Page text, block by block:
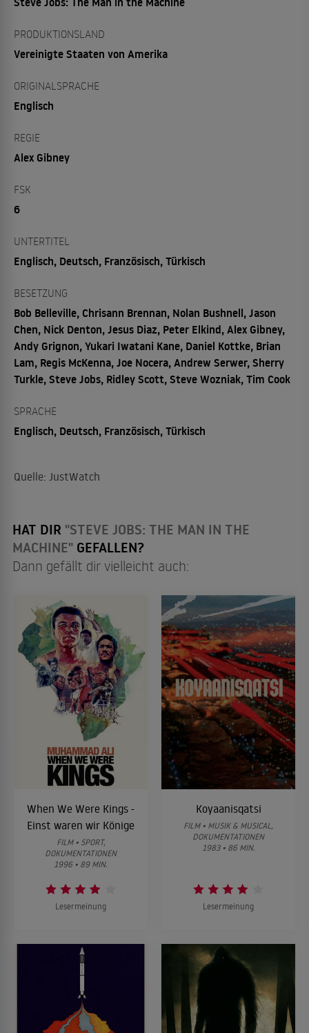
PRODUKTIONSLAND
Vereinigte Staaten von Amerika
ORIGINALSPRACHE
Englisch
REGIE
Alex Gibney
FSK
6
UNTERTITEL
Englisch, Deutsch, Französisch, Türkisch
BESETZUNG
Bob Belleville, Chrisann Brennan, Nolan Bushnell, Jason
Chen, Nick Denton, Jesus Diaz, Peter Elkind, Alex Gibney,
Andy Grignon, Yukari Iwatani Kane, Daniel Kottke, Brian
Lam, Regis McKenna, Joe Nocera, Andrew Serwer, Sherry
Turkle, Steve Jobs, Ridley Scott, Steve Wozniak, Tim Cook
SPRACHE
Englisch, Deutsch, Französisch, Türkisch
Quelle: JustWatch
HAT DIR "STEVE JOBS: THE MAN IN THE
MACHINE" GEFALLEN?
Dann gefällt dir vielleicht auch:
When We Were Kings -
Einst waren wir Könige
FILM • SPORT,
DOKUMENTATIONEN
1996 • 89 MIN.
Lesermeinung
Koyaanisqatsi
FILM • MUSIK & MUSICAL,
DOKUMENTATIONEN
1983 • 86 MIN.
Lesermeinung